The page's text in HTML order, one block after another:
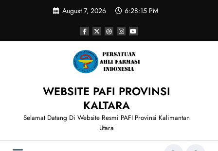
August 7, 2026 6:28:15 PM
WEBSITE PAFI PROVINSI
KALTARA
Selamat Datang Di Website Resmi PAFI Provinsi Kalimantan
Utara